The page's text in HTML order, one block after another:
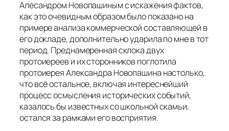
Алесандром Новопашиным с искажения фактов,
как это очевидным образом было показано на
примере анализа коммерческой составляющей в
его докладе, дополнительно ударила по мне в тот
период. Преднамеренная склока двух
протоиереев и их сторонников поглотила
протоиерея Александра Новопашина настолько,
что всё остальное, включая интереснейший
процесс осмысления исторических событий,
казалось бы известных со школьной скамьи,
остался за рамками его восприятия.